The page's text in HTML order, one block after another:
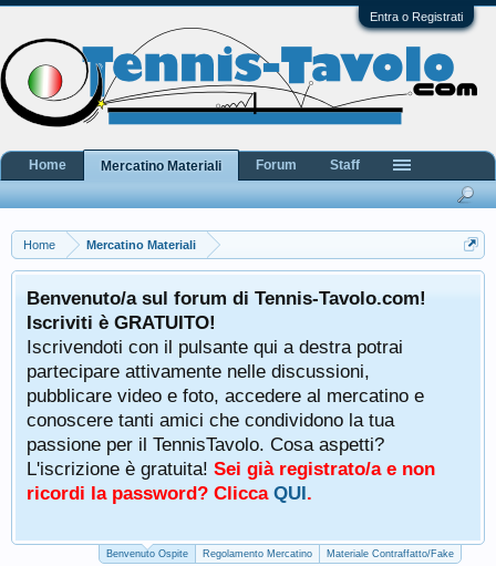
Entra o Registrati
Home Mercatino Materiali
Benvenuto/a sul forum di Tennis-Tavolo.com!
Iscriviti è GRATUITO!
Iscrivendoti con il pulsante qui a destra potrai
partecipare attivamente nelle discussioni,
pubblicare video e foto, accedere al mercatino e
conoscere tanti amici che condividono la tua
passione per il TennisTavolo. Cosa aspetti?
L'iscrizione è gratuita! Sei già registrato/a e non
ricordi la password? Clicca QUI.
Benvenuto Ospite Regolamento Mercatino Materiale Contraffatto/Fake
Home Mercatino Materiali Forum Staff